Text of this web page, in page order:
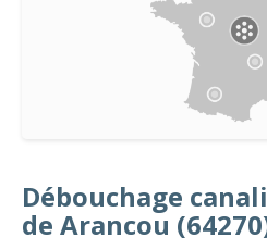
Débouchage
de Arancou